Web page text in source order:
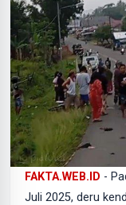
FAKTA.WEB.ID -
Juli 2025, deru